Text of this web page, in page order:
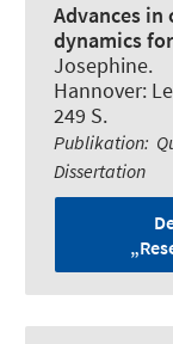
Advances
dynamics
Josephine.
Hannover:
249 S.
Publikation:
Dissertation